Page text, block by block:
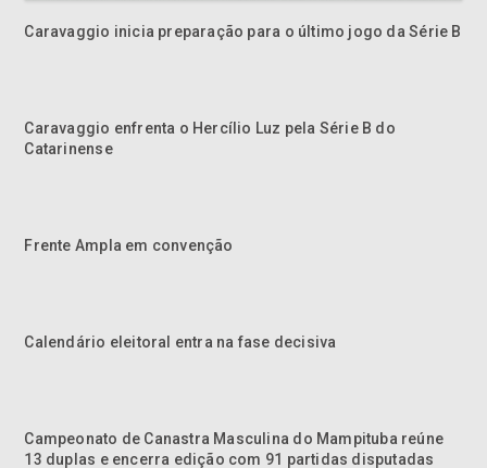
Caravaggio inicia preparação para o último jogo da Série B
Caravaggio enfrenta o Hercílio Luz pela Série B do
Catarinense
Frente Ampla em convenção
Calendário eleitoral entra na fase decisiva
Campeonato de Canastra Masculina do Mampituba reúne
13 duplas e encerra edição com 91 partidas disputadas